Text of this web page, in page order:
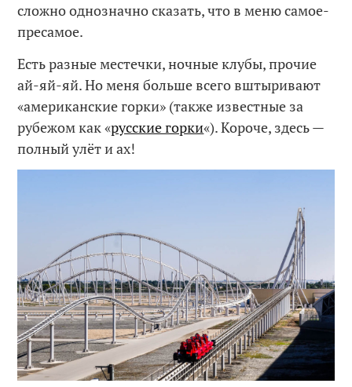
сложно однозначно сказать, что в меню самое-
пресамое.
Есть разные местечки, ночные клубы, прочие
ай-яй-яй. Но меня больше всего вштыривают
«американские горки» (также известные за
рубежом как «русские горки«). Короче, здесь —
полный улёт и ах!